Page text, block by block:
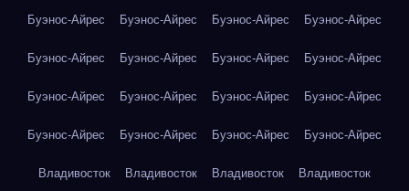
Буэнос-Айрес Буэнос-Айрес Буэнос-Айрес Буэнос-Айрес
Буэнос-Айрес Буэнос-Айрес Буэнос-Айрес Буэнос-Айрес
Буэнос-Айрес Буэнос-Айрес Буэнос-Айрес Буэнос-Айрес
Буэнос-Айрес Буэнос-Айрес Буэнос-Айрес Буэнос-Айрес
Владивосток Владивосток Владивосток Владивосток